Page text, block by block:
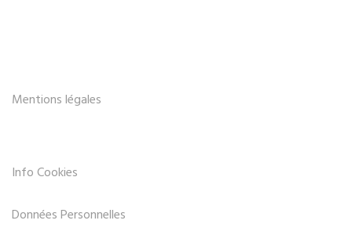
Mentions légales
Info Cookies
Données Personnelles